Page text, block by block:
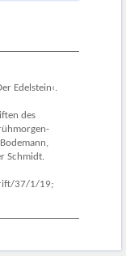
Edelstein‹.
des
Schmidt.
37/1/19;